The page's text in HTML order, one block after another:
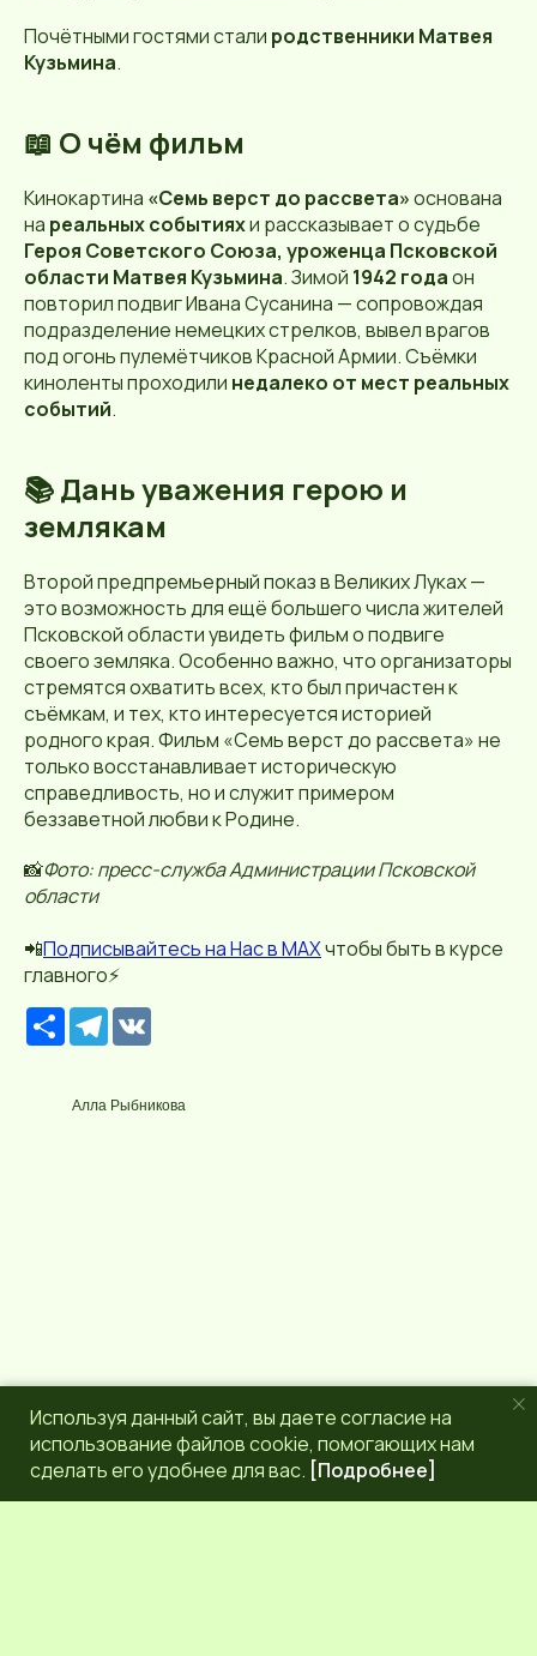
Почётными гостями стали родственники Матвея
Кузьмина.
📖 О чём фильм
Кинокартина «Семь верст до рассвета»основана
на реальных событияхи рассказывает о судьбе
Героя Советского Союза, уроженца Псковской
области Матвея Кузьмина. Зимой 1942 годаон
повторил подвиг Ивана Сусанина — сопровождая
подразделение немецких стрелков, вывел врагов
под огонь пулемётчиков Красной Армии. Съёмки
киноленты проходили недалеко от мест реальных
событий.
📚Дань уважения герою и
землякам
Второй предпремьерный показ в Великих Луках —
это возможность для ещё большего числа жителей
Псковской области увидеть фильм о подвиге
своего земляка. Особенно важно, что организаторы
стремятся охватить всех, кто был причастен к
съёмкам, и тех, кто интересуется историей
родного края. Фильм «Семь верст до рассвета» не
только восстанавливает историческую
справедливость, но и служит примером
беззаветной любви к Родине.
📸Фото: пресс-служба Администрации Псковской
области
📲Подписывайтесьна Нас в МАХчтобы быть в курсе
главного⚡️
Р
е
р
с
T
e
g
r
Алла Рыбникова
Используя данный сайт, вы даете согласие на
использование файлов cookie, помогающих нам
сделать его удобнее для вас. [Подробнее]